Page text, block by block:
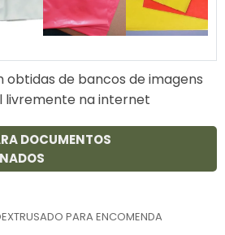
obtidas de bancos de imagens
livremente na internet
DOCUMENTOS
PARA ENCOMENDA